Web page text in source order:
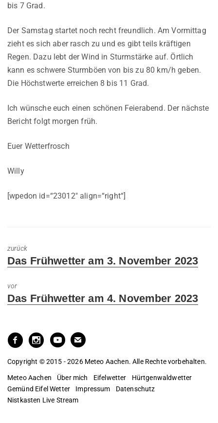
bis 7 Grad.
Der Samstag startet noch recht freundlich. Am Vormittag
zieht es sich aber rasch zu und es gibt teils kräftigen
Regen. Dazu lebt der Wind in Sturmstärke auf. Örtlich
kann es schwere Sturmböen von bis zu 80 km/h geben.
Die Höchstwerte erreichen 8 bis 11 Grad.
Ich wünsche euch einen schönen Feierabend. Der nächste
Bericht folgt morgen früh.
Euer Wetterfrosch
Willy
[wpedon id=“23012″ align=“right“]
zurück
Previous
Das Frühwetter am 3. November 2023
vor
Next
Das Frühwetter am 4. November 2023
Copyright © 2015 - 2026 Meteo Aachen. Alle Rechte vorbehalten.
Meteo Aachen Über mich Eifelwetter
Hürtgenwaldwetter
Gemünd Eifel Wetter
Impressum
Datenschutz
Nistkasten Live Stream